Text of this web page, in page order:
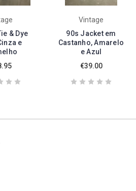
& Dye
e
Vintage
90s Jacket em
Castanho, Amarelo
e Azul
€39.00